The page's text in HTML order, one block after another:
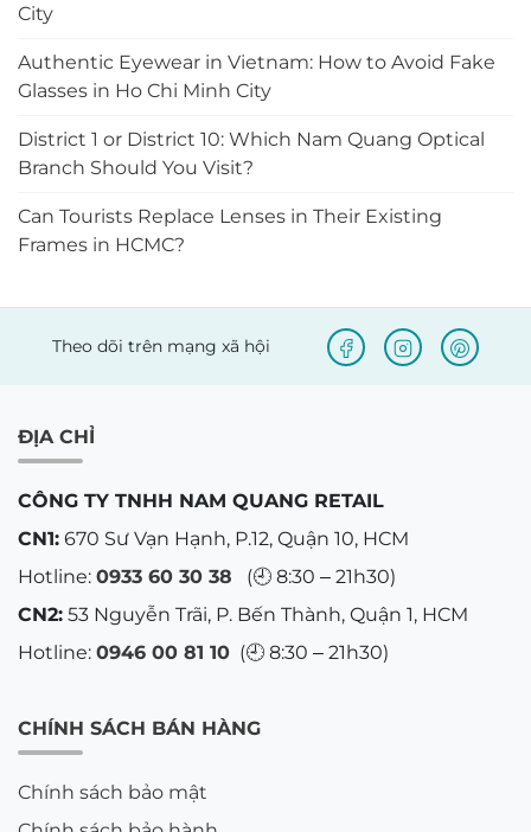
City
Authentic Eyewear in Vietnam: How to Avoid Fake
Glasses in Ho Chi Minh City
District 1 or District 10: Which Nam Quang Optical
Branch Should You Visit?
Can Tourists Replace Lenses in Their Existing
Frames in HCMC?
Theo dõi trên mạng xã hội
ĐỊA CHỈ
CÔNG TY TNHH NAM QUANG RETAIL
CN1: 670 Sư Vạn Hạnh, P.12, Quận 10, HCM
Hotline: 0933 60 30 38 (🕘 8:30 – 21h30)
CN2: 53 Nguyễn Trãi, P. Bến Thành, Quận 1, HCM
Hotline: 0946 00 81 10 (🕘 8:30 – 21h30)
CHÍNH SÁCH BÁN HÀNG
Chính sách bảo mật